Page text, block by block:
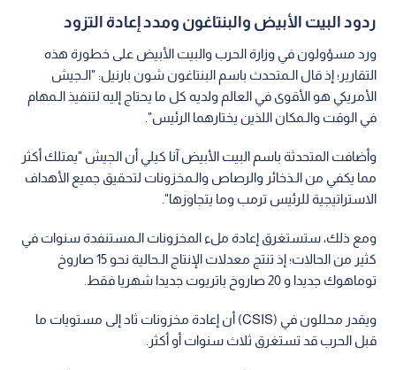
ردود البيت الأبيض والبنتاغون ومدد إعادة التزود
ورد مسؤولون في وزارة الحرب والبيت الأبيض على خطورة هذه
التقارير؛ إذ قال الـمتحدث باسم البنتاغون شون بارنيل: "الـجيش
الأمريكي هو الأقوى في العالم ولديه كل ما يحتاج إليه لتنفيذ الـمهام
في الوقت والـمكان اللذين يختارهما الرئيس".
وأضافت المتحدثة باسم البيت الأبيض آنا كيلي أن الجيش "يمتلك أكثر
مما يكفي من الـذخائر والرصاص والـمخزونات لتحقيق جميع الأهداف
الاستراتيجية للرئيس ترمب وما يتجاوزها".
ومع ذلك، ستستغرق إعادة ملء المخزونات الـمستنفدة سنوات في
كثير من الحالات؛ إذ تنتج معدلات الإنتاج الـحالية نحو 15 صاروخ
توماهوك جديدا و 20 صاروخ باتريوت جديدا شهريا فقط.
ويقدر محللون في (CSIS) أن إعادة مخزونات ثاد إلى مستويات ما
قبل الحرب قد تستغرق ثلاث سنوات أو أكثر.